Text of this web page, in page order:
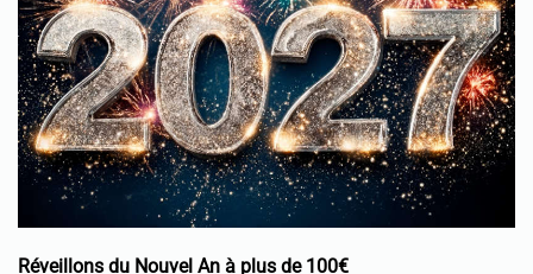
Réveillons du Nouvel An à plus de 100€